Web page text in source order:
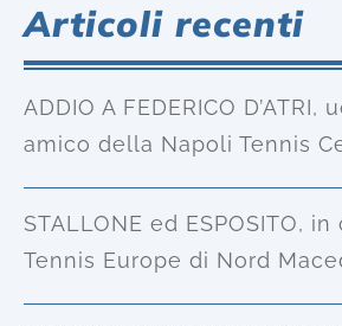
Articoli recenti
ADDIO A FEDERICO
amico della Napoli Tennis
STALLONE ed ESPOSITO,
Tennis Europe di Nord